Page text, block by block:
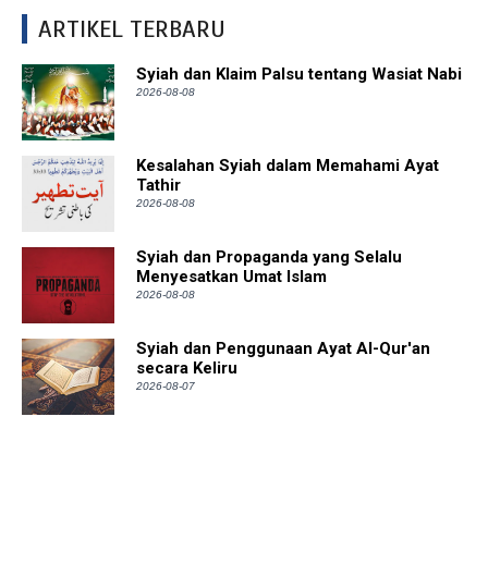
ARTIKEL TERBARU
Syiah dan Klaim Palsu tentang Wasiat Nabi
2026-08-08
Kesalahan Syiah dalam Memahami Ayat
Tathir
2026-08-08
Syiah dan Propaganda yang Selalu
Menyesatkan Umat Islam
2026-08-08
Syiah dan Penggunaan Ayat Al-Qur'an
secara Keliru
2026-08-07